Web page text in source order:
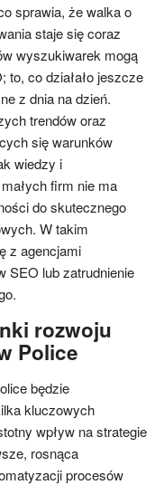
sprawia, że walka o
staje się coraz
wyszukiwarek mogą
to, co działało jeszcze
z dnia na dzień.
trendów oraz
się warunków
wiedzy i
firm nie ma
do skutecznego
W takim
z agencjami
SEO lub zatrudnienie
rozwoju
Police
będzie
kluczowych
wpływ na strategie
rosnąca
procesów